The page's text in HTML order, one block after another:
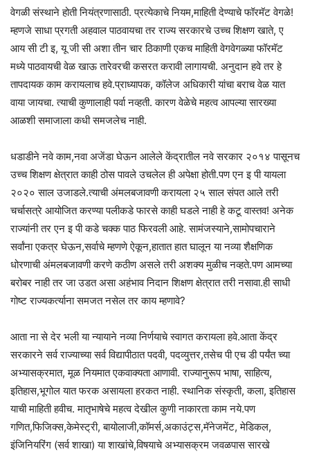
वेगळी संस्थाने होती नियंत्रणासाठी. प्रत्येकाचे नियम,माहिती देण्याचे फॉरमॅट वेगळे!
म्हणजे साधा प्रगती अहवाल पाठवायचा तर राज्य सरकारचे उच्च शिक्षण खाते, ए
आय सी टी इ, यू जी सी अशा तीन चार ठिकाणी एकच माहिती वेगवेगळ्या फॉरमॅट
मध्ये पाठवायची वेळ खाऊ तारेवरची कसरत करावी लागायची. अनुदान हवे तर हे
तापदायक काम करायलाच हवे.प्राध्यापक, कॉलेज अधिकारी यांचा बराच वेळ यात
वाया जायचा. त्याची कुणालाही पर्वा नव्हती. कारण वेळेचे महत्व आपल्या सारख्या
आळशी समाजाला कधी समजलेच नाही.
धडाडीने नवे काम,नवा अजेंडा घेऊन आलेले केंद्रातील नवे सरकार २०१४ पासूनच
उच्च शिक्षण क्षेत्रात काही ठोस पावले उचलेल ही अपेक्षा होती.पण एन इ पी यायला
२०२० साल उजाडले.त्याची अंमलबजावणी करायला २५ साल संपत आले तरी
चर्चासत्रे आयोजित करण्या पलीकडे फारसे काही घडले नाही हे कटू वास्तव! अनेक
राज्यांनी तर एन इ पी कडे चक्क पाठ फिरवली आहे. सामंजस्याने,सामोपचाराने
सर्वांना एकत्र घेऊन,सर्वाचे म्हणणे ऐकून,हातात हात घालून या नव्या शैक्षणिक
धोरणाची अंमलबजावणी करणे कठीण असले तरी अशक्य मुळीच नव्हते.पण आमच्या
बरोबर नाही तर जा उडत असा अहंभाव निदान शिक्षण क्षेत्रात तरी नसावा.ही साधी
गोष्ट राज्यकर्त्याना समजत नसेल तर काय म्हणावे?
आता ना से देर भली या न्यायाने नव्या निर्णयाचे स्वागत करायला हवे.आता केंद्र
सरकारने सर्व राज्याच्या सर्व विद्यापीठात पदवी, पदव्युत्तर,तसेच पी एच डी पर्यंत च्या
अभ्यासक्रमात, मूळ नियमात एकवाक्यता आणावी. राज्यानुरूप भाषा, साहित्य,
इतिहास,भूगोल यात फरक असायला हरकत नाही. स्थानिक संस्कृती, कला, इतिहास
याची माहिती हवीच. मातृभाषेचे महत्व देखील कुणी नाकारता काम नये.पण
गणित,फिजिक्स,केमेस्ट्री, बायोलाजी,कॉमर्स,अकाउंट्स,मॅनेजमेंट, मेडिकल,
इंजिनियरिंग (सर्व शाखा) या शाखांचे,विषयाचे अभ्यासक्रम जवळपास सारखे